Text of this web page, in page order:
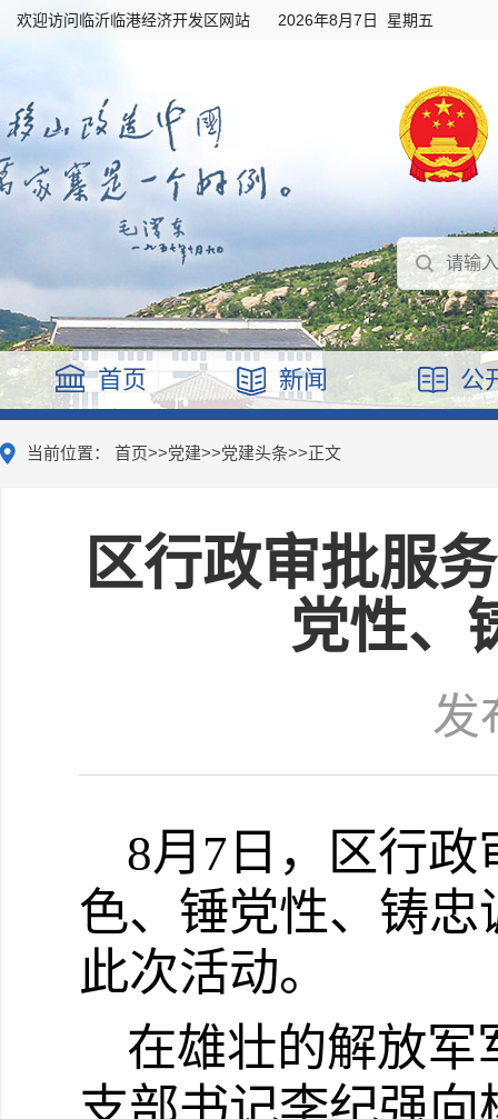
欢迎访问临沂临港经济开发区网站 2026年8月7日 星期五
首页 新闻 公
当前位置： 首页>>党建>>党建头条>>正文
区行政审批服
党性、
发
8月 7 日，区行
色、锤党性、铸
此次活动。
在雄壮的解放军